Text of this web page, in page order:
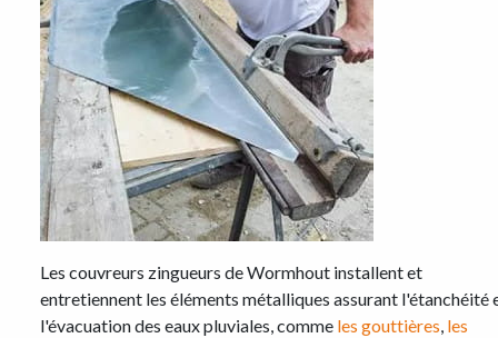
Les couvreurs zingueurs de Wormhout installent et
entretiennent les éléments métalliques assurant l'étanchéité
l'évacuation des eaux pluviales, comme les gouttières, les